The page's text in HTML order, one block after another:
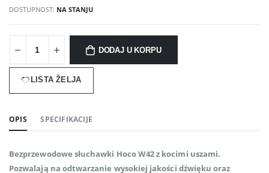
DOSTUPNOST: NA STANJU
DODAJ U KORPU
LISTA ŽELJA
OPIS SPECIFIKACIJE
Bezprzewodowe słuchawki Hoco W42 z kocimi uszami.
Pozwalają na odtwarzanie wysokiej jakości dźwięku oraz